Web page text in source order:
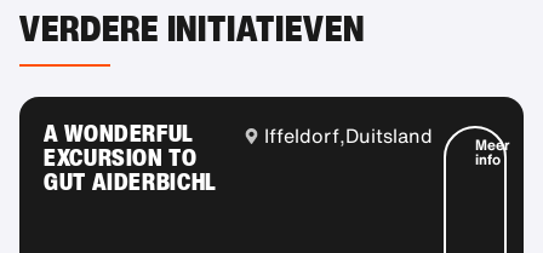
VERDERE INITIATIEVEN
A WONDERFUL
EXCURSION TO
GUT AIDERBICHL
Iffeldorf,Duitsland Meer
info